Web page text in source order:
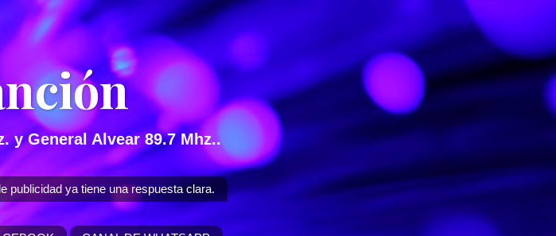
y General Alvear 89.7 Mhz..
publicidad ya tiene una respuesta clara.